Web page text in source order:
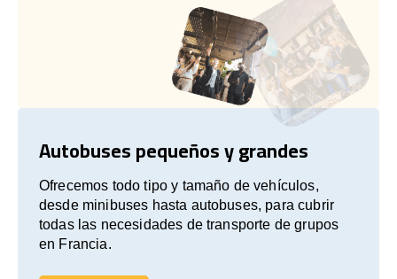
Autobuses pequeños y grandes
Ofrecemos todo tipo y tamaño de vehículos,
desde minibuses hasta autobuses, para cubrir
todas las necesidades de transporte de grupos
en Francia.